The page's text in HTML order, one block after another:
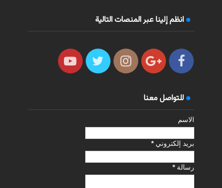
انظم إلينا عبر المنصات التالية
للتواصل معنا
الاسم
بريد إلكتروني*
رسالة*